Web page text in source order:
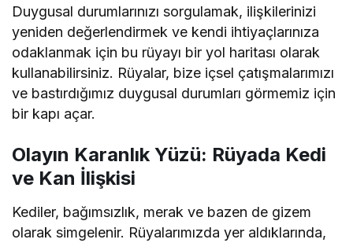
Duygusal durumlarınızı sorgulamak, ilişkilerinizi
yeniden değerlendirmek ve kendi ihtiyaçlarınıza
odaklanmak için bu rüyayı bir yol haritası olarak
kullanabilirsiniz. Rüyalar, bize içsel çatışmalarımızı
ve bastırdığımız duygusal durumları görmemiz için
bir kapı açar.
Olayın Karanlık Yüzü: Rüyada Kedi
ve Kan İlişkisi
Kediler, bağımsızlık, merak ve bazen de gizem
olarak simgelenir. Rüyalarımızda yer aldıklarında,